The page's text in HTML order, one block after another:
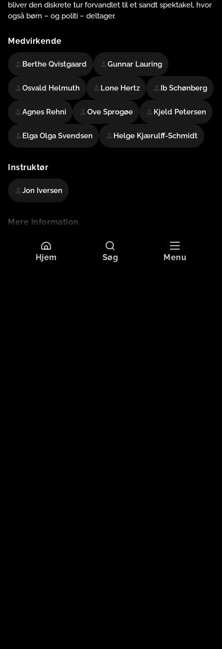
bliver den diskrete tur forvandlet til et sandt spektakel, hvor
også børn – og politi – deltager.
Medvirkende
Berthe Qvistgaard Gunnar Lauring
Osvald Helmuth Lone Hertz Ib Schønberg
Agnes Rehni Ove Sprogøe Kjeld Petersen
Elga Olga Svendsen Helge Kjærulff-Schmidt
Instruktør
Jon Iversen
Mere information
Originaltitel
VORES 4DE FAR
Hjem Søg Menu